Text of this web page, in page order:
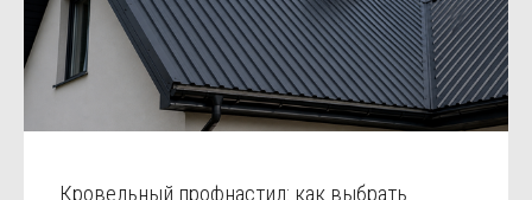
Кровельный профнастил: как выбрать